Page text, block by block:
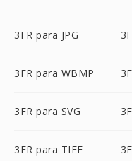
3FR para JPG
3FR para WBMP
3FR para SVG
3FR para TIFF